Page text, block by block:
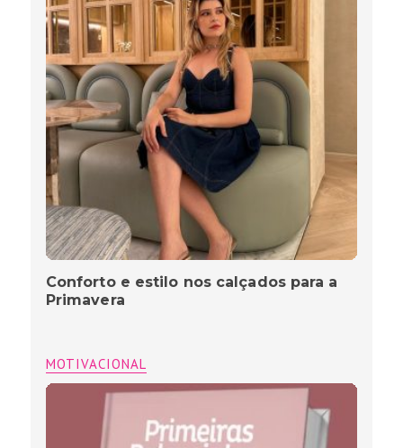
Conforto e estilo nos calçados para a
Primavera
MOTIVACIONAL